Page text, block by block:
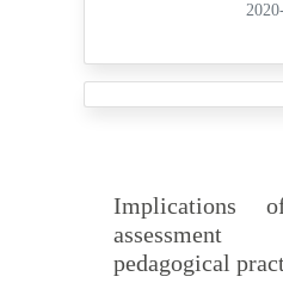
Implications
pedagogical